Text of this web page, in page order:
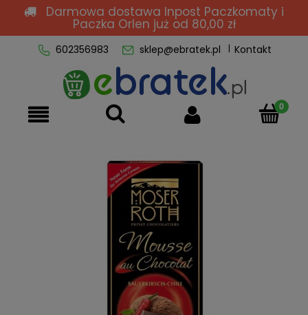
Darmowa dostawa Inpost Paczkomaty i
Paczka Orlen już od 80,00 zł
602356983 sklep@ebratek.pl Kontakt